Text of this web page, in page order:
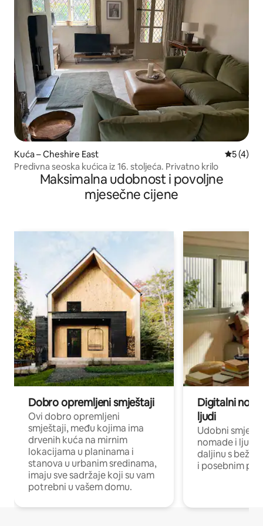
Kuća – Cheshire East
5 (4)
Predivna seoska kućica iz 16. stoljeća. Privatno krilo
Maksimalna udobnost i povoljne
mjesečne cijene
Dobro opremljeni smještaji
Ovi dobro opremljeni
smještaji, među kojima ima
drvenih kuća na mirnim
lokacijama u planinama i
stanova u urbanim sredinama,
imaju sve sadržaje koji su vam
potrebni u vašem domu.
Digitalni
ljudi
Udobni
nomade i ljude
daljinu s
i posebnim